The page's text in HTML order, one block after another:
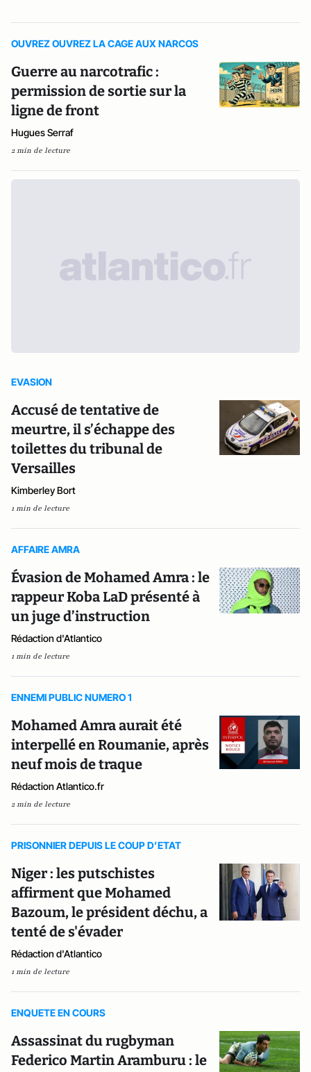
OUVREZ OUVREZ LA CAGE AUX NARCOS
Guerre au narcotrafic :
permission de sortie sur la
ligne de front
Hugues Serraf
2 min de lecture
EVASION
Accusé de tentative de
meurtre, il s’échappe des
toilettes du tribunal de
Versailles
Kimberley Bort
1 min de lecture
AFFAIRE AMRA
Évasion de Mohamed Amra : le
rappeur Koba LaD présenté à
un juge d’instruction
Rédaction d'Atlantico
1 min de lecture
ENNEMI PUBLIC NUMERO 1
Mohamed Amra aurait été
interpellé en Roumanie, après
neuf mois de traque
Rédaction Atlantico.fr
2 min de lecture
PRISONNIER DEPUIS LE COUP D’ETAT
Niger : les putschistes
affirment que Mohamed
Bazoum, le président déchu, a
tenté de s'évader
Rédaction d'Atlantico
1 min de lecture
ENQUETE EN COURS
Assassinat du rugbyman
Federico Martin Aramburu : le